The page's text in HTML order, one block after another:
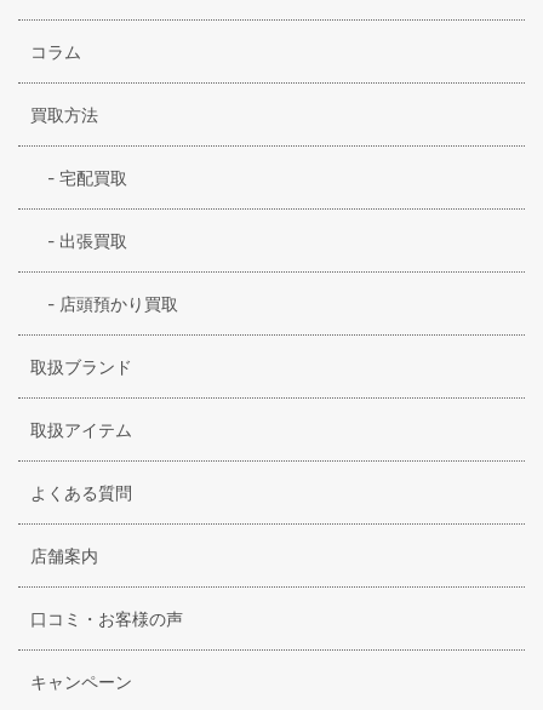
コラム
買取方法
- 宅配買取
- 出張買取
- 店頭預かり買取
取扱ブランド
取扱アイテム
よくある質問
店舗案内
口コミ・お客様の声
キャンペーン